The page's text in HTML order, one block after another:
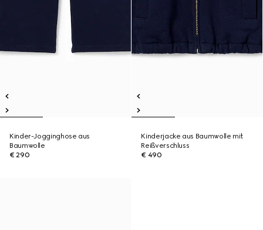
Kinder-Jogginghose aus
Baumwolle
€ 290
Kinderjacke aus Baumwolle mit
Reißverschluss
€ 490